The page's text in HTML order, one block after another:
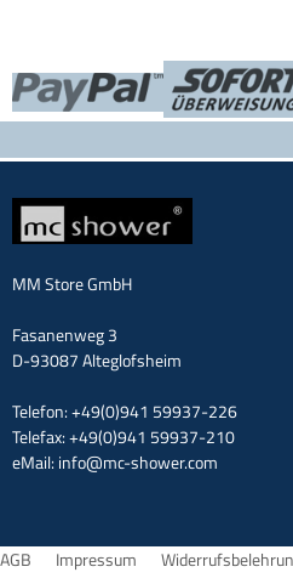
MM Store GmbH
Fasanenweg 3
D-93087 Alteglofsheim
Telefon: +49(0)941 59937-226
Telefax: +49(0)941 59937-210
eMail: info@mc-shower.com
AGB Impressum